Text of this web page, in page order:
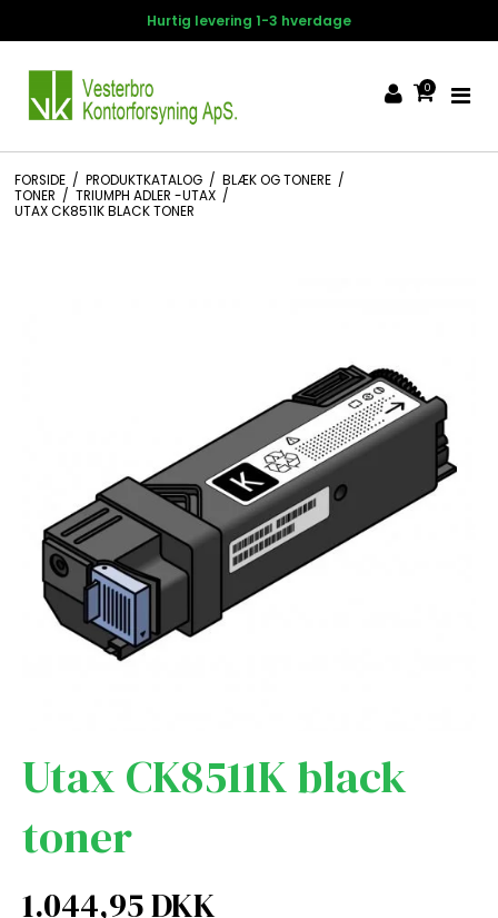
Hurtig levering 1-3 hverdage
0
FORSIDE / PRODUKTKATALOG / BLÆK OG TONERE /
TONER / TRIUMPH ADLER -UTAX /
UTAX CK8511K BLACK TONER
Utax CK8511K black
toner
1.044,95 DKK